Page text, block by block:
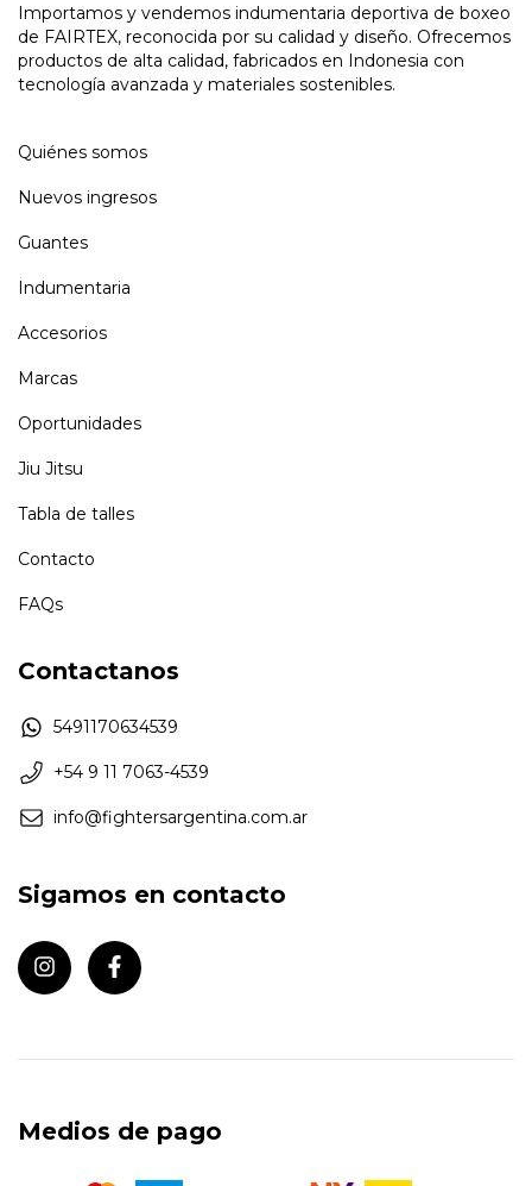
Importamos y vendemos indumentaria deportiva de boxeo
de FAIRTEX, reconocida por su calidad y diseño. Ofrecemos
productos de alta calidad, fabricados en Indonesia con
tecnología avanzada y materiales sostenibles.
Quiénes somos
Nuevos ingresos
Guantes
Indumentaria
Accesorios
Marcas
Oportunidades
Jiu Jitsu
Tabla de talles
Contacto
FAQs
Contactanos
5491170634539
+54 9 11 7063-4539
info@fightersargentina.com.ar
Sigamos en contacto
Medios de pago